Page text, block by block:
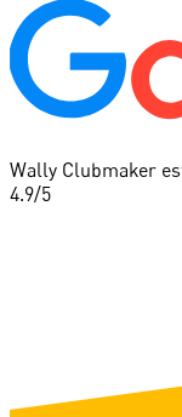
Wally Clubmaker
4.9/5